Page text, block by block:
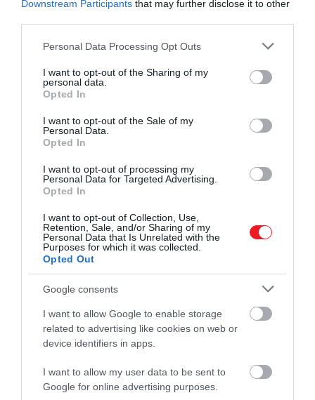
Downstream Participants that may further disclose it to other
Please note that this website/app uses one or more Google
not limited to your visit or usage behaviour. You may click to
grant or deny consent to Google and its third-party tags to
use your data for below specified purposes in below Google
consent section.
Personal Data Processing Opt Outs
I want to opt-out of the Sharing of my
personal data.
Opted In
I want to opt-out of the Sale of my
Personal Data.
Opted In
I want to opt-out of processing my
Personal Data for Targeted Advertising.
Opted In
I want to opt-out of Collection, Use,
Retention, Sale, and/or Sharing of my
Personal Data that Is Unrelated with the
Purposes for which it was collected.
Opted Out
Google consents
I want to allow Google to enable storage
related to advertising like cookies on web or
device identifiers in apps.
I want to allow my user data to be sent to
Google for online advertising purposes.